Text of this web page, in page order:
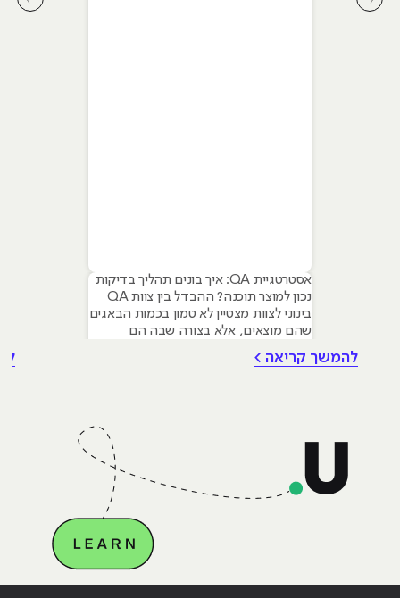
אסטרטגיית QA: איך בונים תהליך בדיקות
נכון למוצר תוכנה? ההבדל בין צוות QA
בינוני לצוות מצטיין לא טמון בכמות הבאגים
שהם מוצאים, אלא בצורה שבה הם
להמשך קריאה >
לחץ לחץ לשיקופית קודמת בסליידר מאמרים